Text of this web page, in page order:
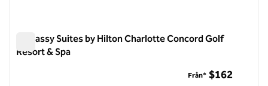
Embassy Suites by Hilton Charlotte Concord Golf
Resort & Spa
Från* $162